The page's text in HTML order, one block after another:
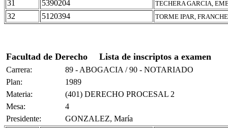
31 5390204 TECHERA GARCIA,
32 5120394 TORME IPAR,
Facultad de Derecho Lista de inscriptos a examen
Carrera:
89 - ABOGACIA / 90 - NOTARIADO
Plan:
1989
Materia:
(401) DERECHO PROCESAL 2
Mesa:
4
Presidente:
GONZALEZ, María